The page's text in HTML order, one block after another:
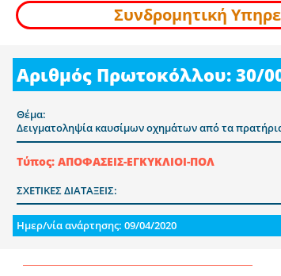
Συνδρομητική
Αριθμός Πρωτοκόλλου: 30/
Θέμα:
Δειγματοληψία καυσίμων οχημάτων από τα
Τύπος: ΑΠΟΦΑΣΕΙΣ-ΕΓΚΥΚΛΙΟΙ-ΠΟΛ
ΣΧΕΤΙΚΕΣ ΔΙΑΤΑΞΕΙΣ:
Ημερ/νία ανάρτησης: 09/04/2020